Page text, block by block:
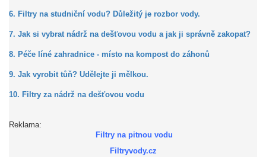
6. Filtry na studniční vodu? Důležitý je rozbor vody.
7. Jak si vybrat nádrž na dešťovou vodu a jak ji správně zakopat?
8. Péče líné zahradnice - místo na kompost do záhonů
9. Jak vyrobit tůň? Udělejte ji mělkou.
10. Filtry za nádrž na dešťovou vodu
Reklama:
Filtry na pitnou vodu
Filtryvody.cz